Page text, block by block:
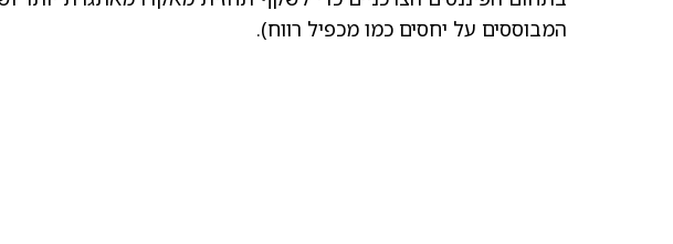
המבוססים על יחסים כמו מכפיל רווח).